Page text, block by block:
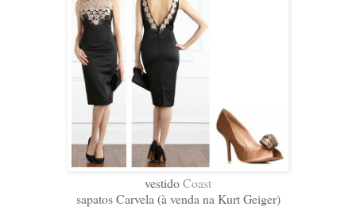
vestidoCoast
sapatos Carvela (à venda na Kurt Geiger)